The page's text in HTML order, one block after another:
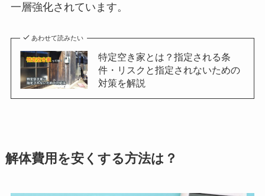
一層強化されています。
あわせて読みたい
特定空き家とは？指定される条
件・リスクと指定されないための
対策を解説
解体費用を安くする方法は？